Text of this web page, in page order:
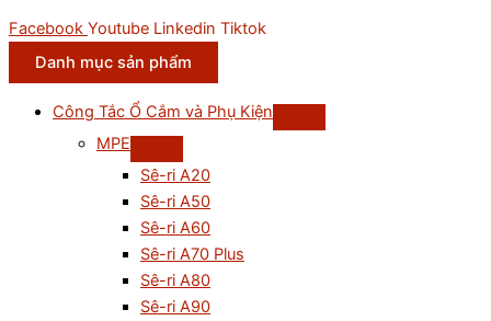
Facebook Youtube Linkedin Tiktok
Danh mục sản phẩm
Công Tắc Ổ Cắm và Phụ Kiện
MPE
Sê-ri A20
Sê-ri A50
Sê-ri A60
Sê-ri A70 Plus
Sê-ri A80
Sê-ri A90